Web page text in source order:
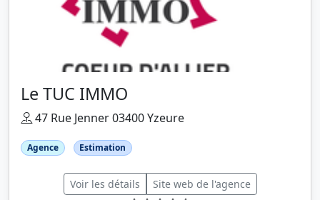
Le TUC IMMO
47 Rue Jenner 03400 Yzeure
Agence Estimation
Voir les détails Site web de l'agence